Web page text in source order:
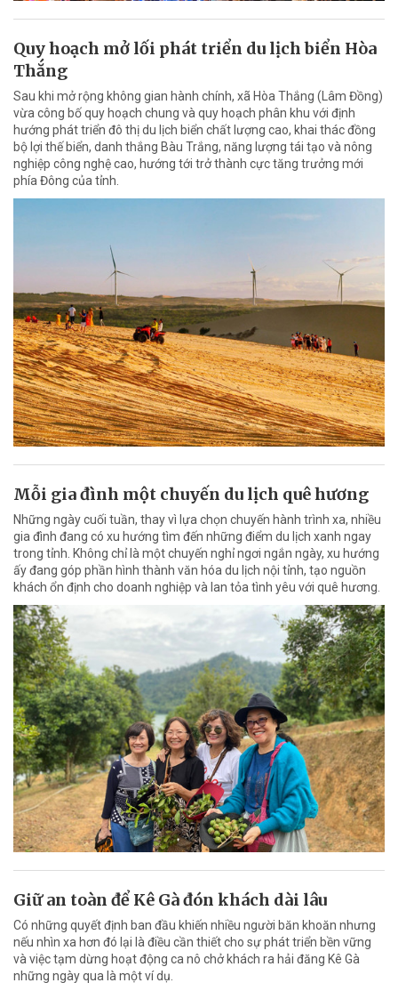
Quy hoạch mở lối phát triển du lịch biển Hòa
Thắng
Sau khi mở rộng không gian hành chính, xã Hòa Thắng (Lâm Đồng)
vừa công bố quy hoạch chung và quy hoạch phân khu với định
hướng phát triển đô thị du lịch biển chất lượng cao, khai thác đồng
bộ lợi thế biển, danh thắng Bàu Trắng, năng lượng tái tạo và nông
nghiệp công nghệ cao, hướng tới trở thành cực tăng trưởng mới
phía Đông của tỉnh.
Mỗi gia đình một chuyến du lịch quê hương
Những ngày cuối tuần, thay vì lựa chọn chuyến hành trình xa, nhiều
gia đình đang có xu hướng tìm đến những điểm du lịch xanh ngay
trong tỉnh. Không chỉ là một chuyến nghỉ ngơi ngắn ngày, xu hướng
ấy đang góp phần hình thành văn hóa du lịch nội tỉnh, tạo nguồn
khách ổn định cho doanh nghiệp và lan tỏa tình yêu với quê hương.
Giữ an toàn để Kê Gà đón khách dài lâu
Có những quyết định ban đầu khiến nhiều người băn khoăn nhưng
nếu nhìn xa hơn đó lại là điều cần thiết cho sự phát triển bền vững
và việc tạm dừng hoạt động ca nô chở khách ra hải đăng Kê Gà
những ngày qua là một ví dụ.